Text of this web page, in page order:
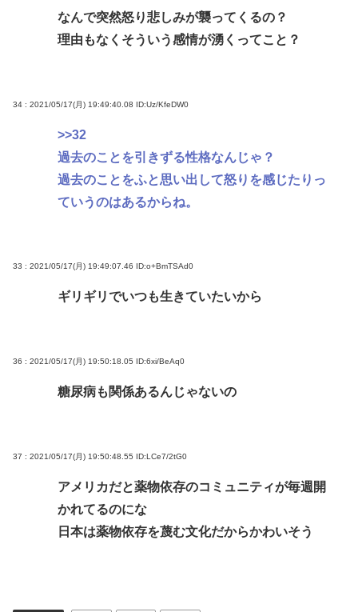
なんで突然怒り悲しみが襲ってくるの？
理由もなくそういう感情が湧くってこと？
34 : 2021/05/17(月) 19:49:40.08 ID:Uz/KfeDW0
>>32
過去のことを引きずる性格なんじゃ？
過去のことをふと思い出して怒りを感じたりっ
ていうのはあるからね。
33 : 2021/05/17(月) 19:49:07.46 ID:o+BmTSAd0
ギリギリでいつも生きていたいから
36 : 2021/05/17(月) 19:50:18.05 ID:6xi/BeAq0
糖尿病も関係あるんじゃないの
37 : 2021/05/17(月) 19:50:48.55 ID:LCe7/2tG0
アメリカだと薬物依存のコミュニティが毎週開
かれてるのにな
日本は薬物依存を蔑む文化だからかわいそう